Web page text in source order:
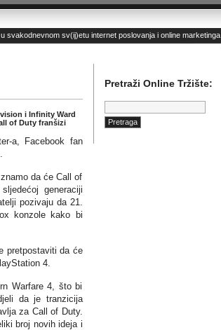
svakodnevnom sv(ij)etu internet poslovanja i online marketinga.
i Infinity Ward
of Duty franšizi
a, Facebook fan
da će Call of
generaciji
pozivaju da 21.
konzole kako bi
pretpostaviti da će
4.
Warfare 4, što bi
da je tranzicija
za Call of Duty.
broj novih ideja i
Pretraži Online Tržište:
Pretraga: